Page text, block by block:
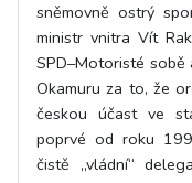
sněmovně ostrý
ministr vnitra Vít
SPD–Motoristé sobě
Okamuru za to, že
českou účast ve
poprvé od roku
čistě „vládní“